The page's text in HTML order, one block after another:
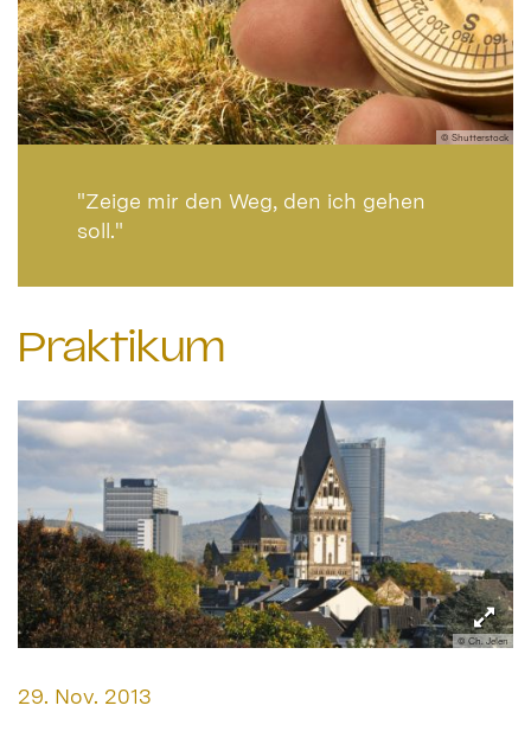
© Shutterstock
"Zeige mir den Weg, den ich gehen
soll."
Praktikum
© Ch. Jelen
Datum:
29. Nov. 2013